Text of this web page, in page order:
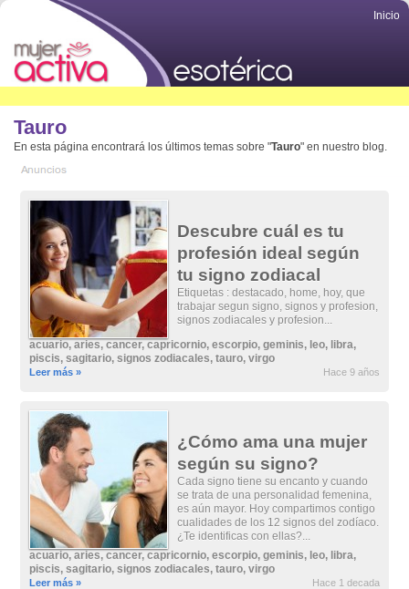
Inicio
Tauro
En esta página encontrará los últimos temas sobre "Tauro" en nuestro blog.
acuario,aries,cancer,capricornio,escorpio,geminis, leo, libra,
piscis,sagitario,signos zodiacales,tauro,virgo
Hace 9 años
Descubre cuál es tu
profesión ideal según
tu signo zodiacal
Etiquetas : destacado, home, hoy, que
trabajar segun signo, signos y profesion,
signos zodiacales y profesion...
Leer más »
acuario,aries,cancer,capricornio,escorpio,geminis, leo, libra,
piscis,sagitario,signos zodiacales,tauro,virgo
Hace 1 decada
¿Cómo ama una mujer
según su signo?
Cada signo tiene su encanto y cuando
se trata de una personalidad femenina,
es aún mayor. Hoy compartimos contigo
cualidades de los 12 signos del zodíaco.
¿Te identificas con ellas?...
Leer más »